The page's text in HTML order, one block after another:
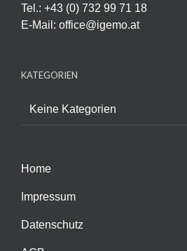
Tel.: +43 (0) 732 99 71 18
E-Mail: office@igemo.at
KATEGORIEN
Keine Kategorien
Home
Impressum
Datenschutz